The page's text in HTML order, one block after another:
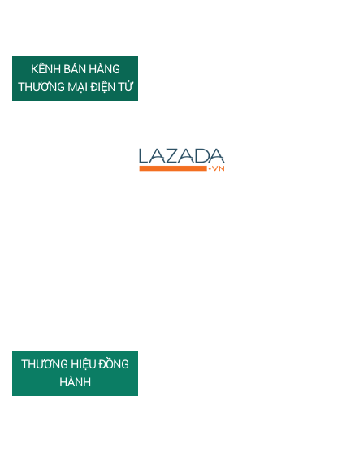
KÊNH BÁN HÀNG
THƯƠNG MẠI ĐIỆN TỬ
THƯƠNG HIỆU ĐỒNG
HÀNH